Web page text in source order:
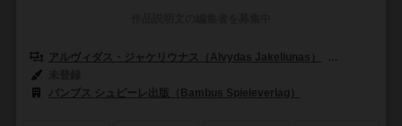
アルヴィダス・ジャケリウナス（Alvydas Jakeliunas）
バンブス シュピーレ出版（Bambus Spieleverlag）